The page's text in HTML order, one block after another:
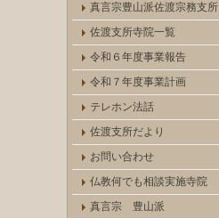
真言宗豊山派佐渡宗務支所
佐渡支所寺院一覧
令和６年度事業報告
令和７年度事業計画
テレホン法話
佐渡支所だより
お問い合わせ
仏教何でも相談実施寺院
真言宗 豊山派